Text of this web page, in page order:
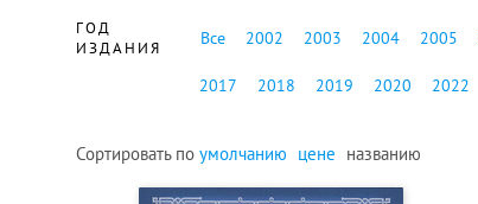
ГОД
ИЗДАНИЯ
Все 2002 2003 2004 2005
2017 2018 2019 2020 2022
Сортировать по умолчанию цене названию